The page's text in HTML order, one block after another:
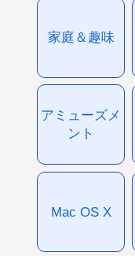
家庭＆趣味
アミューズメ
ント
Mac OS X